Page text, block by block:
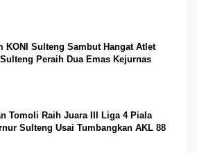
KONI Sulteng Sambut Hangat Atlet
Peraih Dua Emas Kejurnas
Tomoli Raih Juara III Liga 4 Piala
Sulteng Usai Tumbangkan AKL 88